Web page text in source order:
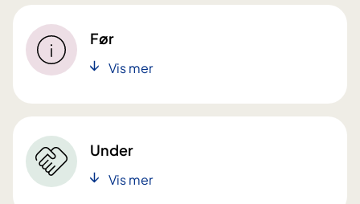
Før
Vis mer
Under
Vis mer